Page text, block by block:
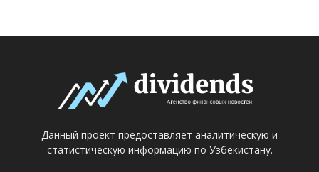
Данный проект предоставляет аналитическую и
статистическую информацию по Узбекистану.